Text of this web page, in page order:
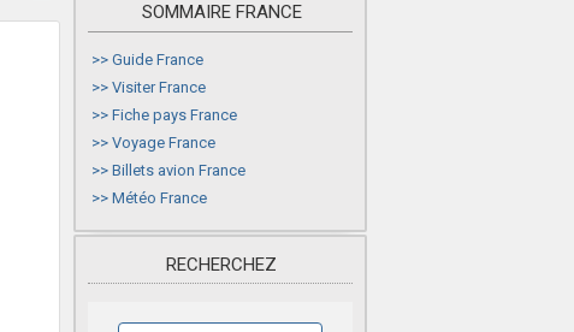
SOMMAIRE FRANCE
>> Guide France
>> Visiter France
>> Fiche pays France
>> Voyage France
>> Billets avion France
>> Météo France
RECHERCHEZ